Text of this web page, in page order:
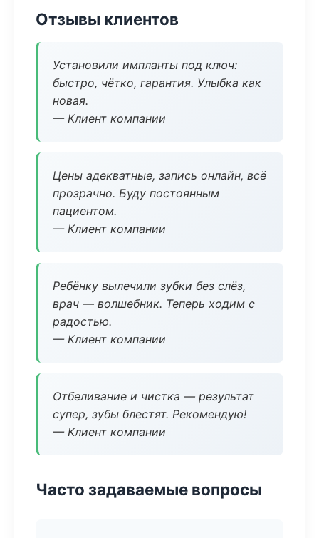
Отзывы клиентов
Установили импланты под ключ:
быстро, чётко, гарантия. Улыбка как
новая.
— Клиент компании
Цены адекватные, запись онлайн, всё
прозрачно. Буду постоянным
пациентом.
— Клиент компании
Ребёнку вылечили зубки без слёз,
врач — волшебник. Теперь ходим с
радостью.
— Клиент компании
Отбеливание и чистка — результат
супер, зубы блестят. Рекомендую!
— Клиент компании
Часто задаваемые вопросы